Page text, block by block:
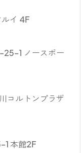
イ 4F
25-1 ノースポー
コルトンプラザ
1 本館2F